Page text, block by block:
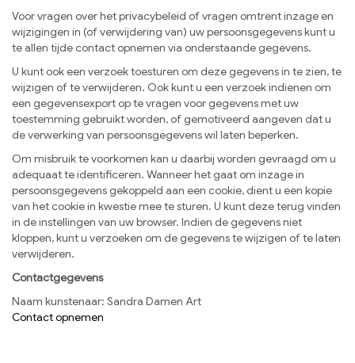
Voor vragen over het privacybeleid of vragen omtrent inzage en
wijzigingen in (of verwijdering van) uw persoonsgegevens kunt u
te allen tijde contact opnemen via onderstaande gegevens.
U kunt ook een verzoek toesturen om deze gegevens in te zien, te
wijzigen of te verwijderen. Ook kunt u een verzoek indienen om
een gegevensexport op te vragen voor gegevens met uw
toestemming gebruikt worden, of gemotiveerd aangeven dat u
de verwerking van persoonsgegevens wil laten beperken.
Om misbruik te voorkomen kan u daarbij worden gevraagd om u
adequaat te identificeren. Wanneer het gaat om inzage in
persoonsgegevens gekoppeld aan een cookie, dient u een kopie
van het cookie in kwestie mee te sturen. U kunt deze terug vinden
in de instellingen van uw browser. Indien de gegevens niet
kloppen, kunt u verzoeken om de gegevens te wijzigen of te laten
verwijderen.
Contactgegevens
Naam kunstenaar: Sandra Damen Art
Contact opnemen